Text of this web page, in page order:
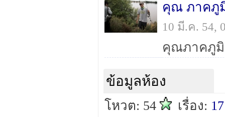
คุณ ภาคภู
10 มี.ค. 54,
ข้อมูลห้อง
โหวต: 54 เรื่อง: 17